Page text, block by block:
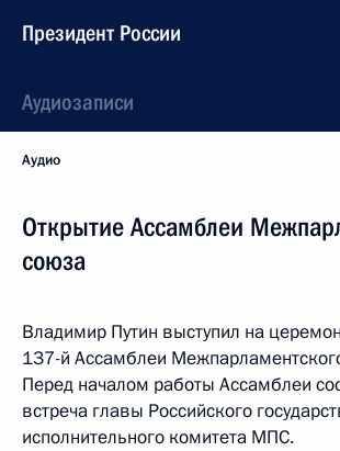
Президент России
Аудиозаписи
Аудио
Открытие Ассамблеи
союза
Владимир Путин выступил на
137-й Ассамблеи
Перед началом работы Ассамблеи
встреча главы Российского
исполнительного комитета МПС.